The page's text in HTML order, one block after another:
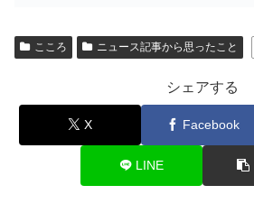
こころ ニュース記事から思ったこと
シェアする
X Facebook
LINE